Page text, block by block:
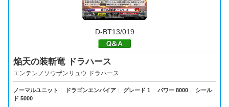
D-BT13/019
焔天の装斬竜 ドラハース
エンテンノソウザンリュウ ドラハース
ノーマルユニット ドラゴンエンパイア グレード 1 パワー 8000
シール
ド 5000